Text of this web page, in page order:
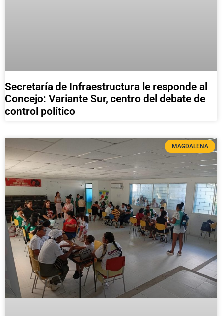
Secretaría de Infraestructura le responde al
Concejo: Variante Sur, centro del debate de
control político
MAGDALENA